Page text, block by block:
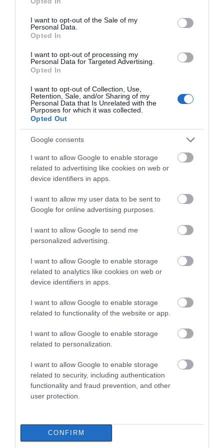
use your data for below specified purposes in below Google
consent section.
I want to opt-out of the Sale of my
Personal Data.
Opted In
I want to opt-out of processing my
Personal Data for Targeted Advertising.
Opted In
I want to opt-out of Collection, Use,
Retention, Sale, and/or Sharing of my
Personal Data that Is Unrelated with the
Purposes for which it was collected.
Opted Out
Google consents
I want to allow Google to enable storage
related to advertising like cookies on web or
device identifiers in apps.
I want to allow my user data to be sent to
Google for online advertising purposes.
I want to allow Google to send me
personalized advertising.
I want to allow Google to enable storage
related to analytics like cookies on web or
device identifiers in apps.
I want to allow Google to enable storage
related to functionality of the website or app.
I want to allow Google to enable storage
related to personalization.
I want to allow Google to enable storage
related to security, including authentication
functionality and fraud prevention, and other
user protection.
CONFIRM
«Ταβέρνα Ξενύχτη» δεν γίνεται!
Χρόνια τώρα αυθεντικές γεύσεις!
06.08.2026 | 13:30
Σοκ στην Εύβοια: Κουκουλοφόρος
εισέβαλε στο σπίτι – Στιγμές
06.08.2026 | 13:15
Χαλκίδα τώρα φωτιά σε εμπορικό
κατάστημα
06.08.2026 | 13:00
Ο μικρός μουσικός που έγινε το
πρόσωπο της βραδιάς σε
06.08.2026 | 12:45
έως το 2028 για την Ενέργεια
06.08.2026 | 12:30
Θλίψη στην Εύβοια: Άνδρας έχασε
την ζωή του
Πασίγνωστο
κοσμηματοπωλείο
έπιασε φωτιά στην
Εύβοια
Απόψε πάμε όλοι στα
Άνω Στύρα της Εύβοιας!
Σε αυτή την περιοχή
της Εύβοιας θα γίνει
σήμερα πανηγύρι
Έρχεται το 9ο
πού θα γίνει